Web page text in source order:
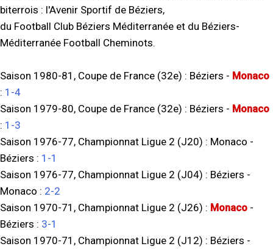
biterrois : l'Avenir Sportif de Béziers,
du Football Club Béziers Méditerranée et du Béziers-
Méditerranée Football Cheminots.
Saison 1980-81, Coupe de France (32e) : Béziers - Monaco
: 1-4
Saison 1979-80, Coupe de France (32e) : Béziers - Monaco
: 1-3
Saison 1976-77, Championnat Ligue 2 (J20) : Monaco -
Béziers : 1-1
Saison 1976-77, Championnat Ligue 2 (J04) : Béziers -
Monaco : 2-2
Saison 1970-71, Championnat Ligue 2 (J26) : Monaco -
Béziers : 3-1
Saison 1970-71, Championnat Ligue 2 (J12) : Béziers -